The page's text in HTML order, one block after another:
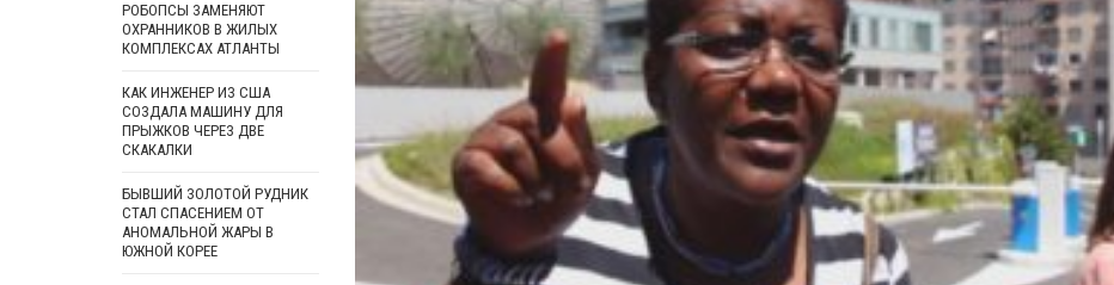
РОБОПСЫ ЗАМЕНЯЮТ
ОХРАННИКОВ В ЖИЛЫХ
КОМПЛЕКСАХ АТЛАНТЫ
КАК ИНЖЕНЕР ИЗ США
СОЗДАЛА МАШИНУ ДЛЯ
ПРЫЖКОВ ЧЕРЕЗ ДВЕ
СКАКАЛКИ
БЫВШИЙ ЗОЛОТОЙ РУДНИК
СТАЛ СПАСЕНИЕМ ОТ
АНОМАЛЬНОЙ ЖАРЫ В
ЮЖНОЙ КОРЕЕ